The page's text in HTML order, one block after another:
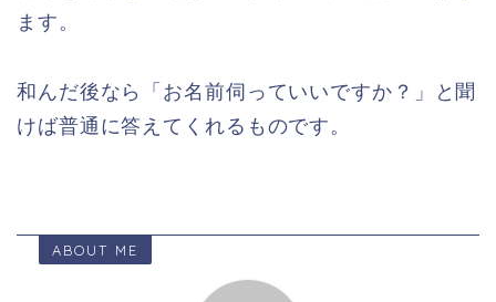
ます。
和んだ後なら「お名前伺っていいですか？」と聞
けば普通に答えてくれるものです。
ABOUT ME